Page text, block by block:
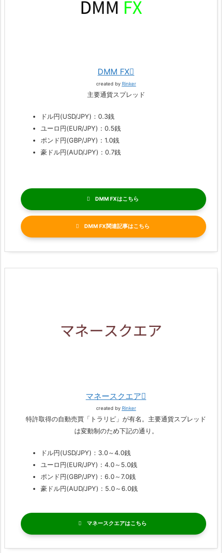
DMM FX
created by Rinker
主要通貨スプレッド
ドル円(USD/JPY)：0.3銭
ユーロ円(EUR/JPY)：0.5銭
ポンド円(GBP/JPY)：1.0銭
豪ドル円(AUD/JPY)：0.7銭
DMM FX
DMM FX関連記事
マネースクエア
created by Rinker
特許取得の自動売買「トラリピ」が有名。主要通貨スプレッド
は変動制のため下記の通り。
ドル円(USD/JPY)：3.0～4.0銭
ユーロ円(EUR/JPY)：4.0～5.0銭
ポンド円(GBP/JPY)：6.0～7.0銭
豪ドル円(AUD/JPY)：5.0～6.0銭
マネースクエア